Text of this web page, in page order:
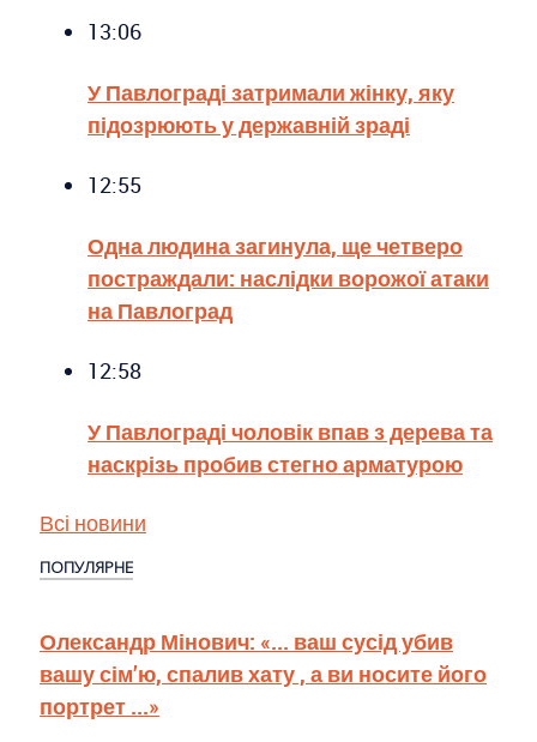
13:06
У Павлограді затримали жінку, яку
підозрюють у державній зраді
12:55
Одна людина загинула, ще четверо
постраждали: наслідки ворожої атаки
на Павлоград
12:58
У Павлограді чоловік впав з дерева та
наскрізь пробив стегно арматурою
Всі новини
ПОПУЛЯРНЕ
Олександр Мінович: «... ваш сусід убив
вашу сім’ю, спалив хату , а ви носите його
портрет ...»